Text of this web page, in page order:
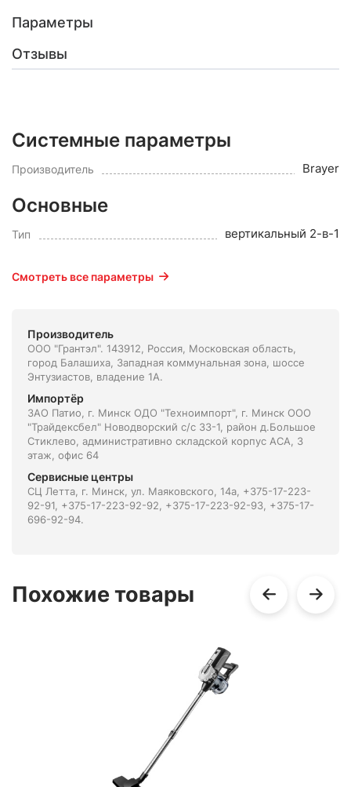
Параметры
Отзывы
Системные параметры
Производитель Brayer
Основные
Тип вертикальный 2-в-1
Смотреть все параметры
Производитель
ООО "Грантэл". 143912, Россия, Московская область,
город Балашиха, Западная коммунальная зона, шоссе
Энтузиастов, владение 1А.
Импортёр
ЗАО Патио, г. Минск ОДО "Техноимпорт", г. Минск ООО
"Трайдексбел" Новодворский с/с 33-1, район д.Большое
Стиклево, административно складской корпус АСА, 3
этаж, офис 64
Сервисные центры
СЦ Летта, г. Минск, ул. Маяковского, 14а, +375-17-223-
92-91, +375-17-223-92-92, +375-17-223-92-93, +375-17-
696-92-94.
Похожие товары